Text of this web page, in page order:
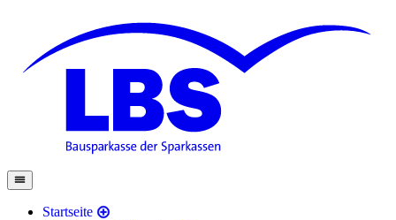
Startseite